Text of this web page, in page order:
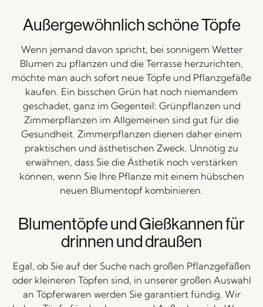
Außergewöhnlich schöne Töpfe
Wenn jemand davon spricht, bei sonnigem Wetter
Blumen zu pflanzen und die Terrasse herzurichten,
möchte man auch sofort neue Töpfe und Pflanzgefäße
kaufen. Ein bisschen Grün hat noch niemandem
geschadet, ganz im Gegenteil: Grünpflanzen und
Zimmerpflanzen im Allgemeinen sind gut für die
Gesundheit. Zimmerpflanzen dienen daher einem
praktischen und ästhetischen Zweck. Unnötig zu
erwähnen, dass Sie die Ästhetik noch verstärken
können, wenn Sie Ihre Pflanze mit einem hübschen
neuen Blumentopf kombinieren.
Blumentöpfe und Gießkannen für
drinnen und draußen
Egal, ob Sie auf der Suche nach großen Pflanzgefäßen
oder kleineren Töpfen sind, in unserer großen Auswahl
an Töpferwaren werden Sie garantiert fündig. Wir